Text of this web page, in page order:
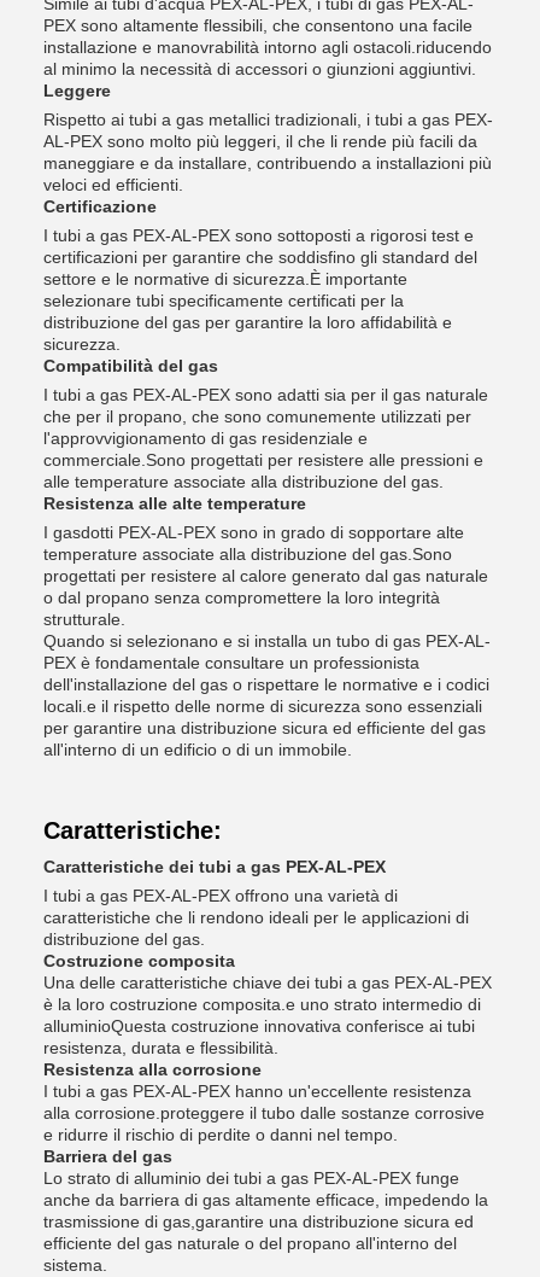
PEX sono altamente flessibili, che consentono una facile
installazione e manovrabilità intorno agli ostacoli.riducendo
al minimo la necessità di accessori o giunzioni aggiuntivi.
Leggere
Rispetto ai tubi a gas metallici tradizionali, i tubi a gas PEX-
AL-PEX sono molto più leggeri, il che li rende più facili da
maneggiare e da installare, contribuendo a installazioni più
veloci ed efficienti.
Certificazione
I tubi a gas PEX-AL-PEX sono sottoposti a rigorosi test e
certificazioni per garantire che soddisfino gli standard del
settore e le normative di sicurezza.È importante
selezionare tubi specificamente certificati per la
distribuzione del gas per garantire la loro affidabilità e
sicurezza.
Compatibilità del gas
I tubi a gas PEX-AL-PEX sono adatti sia per il gas naturale
che per il propano, che sono comunemente utilizzati per
l'approvvigionamento di gas residenziale e
commerciale.Sono progettati per resistere alle pressioni e
alle temperature associate alla distribuzione del gas.
Resistenza alle alte temperature
I gasdotti PEX-AL-PEX sono in grado di sopportare alte
temperature associate alla distribuzione del gas.Sono
progettati per resistere al calore generato dal gas naturale
o dal propano senza compromettere la loro integrità
strutturale.
Quando si selezionano e si installa un tubo di gas PEX-AL-
PEX è fondamentale consultare un professionista
dell'installazione del gas o rispettare le normative e i codici
locali.e il rispetto delle norme di sicurezza sono essenziali
per garantire una distribuzione sicura ed efficiente del gas
all'interno di un edificio o di un immobile.
Caratteristiche:
Caratteristiche dei tubi a gas PEX-AL-PEX
I tubi a gas PEX-AL-PEX offrono una varietà di
caratteristiche che li rendono ideali per le applicazioni di
distribuzione del gas.
Costruzione composita
Una delle caratteristiche chiave dei tubi a gas PEX-AL-PEX
è la loro costruzione composita.e uno strato intermedio di
alluminioQuesta costruzione innovativa conferisce ai tubi
resistenza, durata e flessibilità.
Resistenza alla corrosione
I tubi a gas PEX-AL-PEX hanno un'eccellente resistenza
alla corrosione.proteggere il tubo dalle sostanze corrosive
e ridurre il rischio di perdite o danni nel tempo.
Barriera del gas
Lo strato di alluminio dei tubi a gas PEX-AL-PEX funge
anche da barriera di gas altamente efficace, impedendo la
trasmissione di gas,garantire una distribuzione sicura ed
efficiente del gas naturale o del propano all'interno del
sistema.